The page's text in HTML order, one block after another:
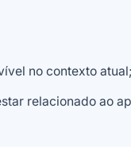
no contexto
relacionado ao